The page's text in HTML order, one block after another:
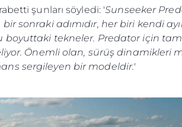
şunları söyledi: 'Sunseeker
sonraki adımıdır, her biri kendi
tekneler. Predator için
Önemli olan, sürüş dinamikleri
sergileyen bir modeldir.'